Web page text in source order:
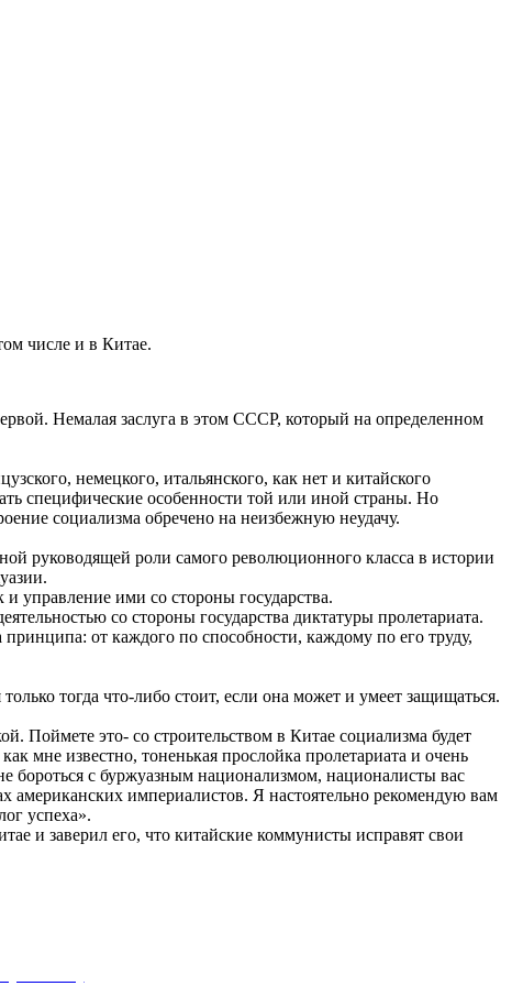
числе и в Китае.
Немалая заслуга в этом СССР, который на определенном
немецкого, итальянского, как нет и китайского
специфические особенности той или иной страны. Но
социализма обречено на неизбежную неудачу.
руководящей роли самого революционного класса в истории
управление ими со стороны государства.
со стороны государства диктатуры пролетариата.
от каждого по способности, каждому по его труду,
тогда что-либо стоит, если она может и умеет защищаться.
Поймете это- со строительством в Китае социализма будет
мне известно, тоненькая прослойка пролетариата и очень
бороться с буржуазным национализмом, националисты вас
американских империалистов. Я настоятельно рекомендую вам
успеха».
и заверил его, что китайские коммунисты исправят свои